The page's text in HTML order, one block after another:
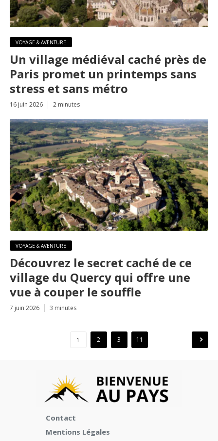
VOYAGE & AVENTURE
Un village médiéval caché près de
Paris promet un printemps sans
stress et sans métro
16 juin 2026 2 minutes
VOYAGE & AVENTURE
Découvrez le secret caché de ce
village du Quercy qui offre une
vue à couper le souffle
7 juin 2026 3 minutes
Pagination
publications
1 2 3 11
Contact
Mentions Légales